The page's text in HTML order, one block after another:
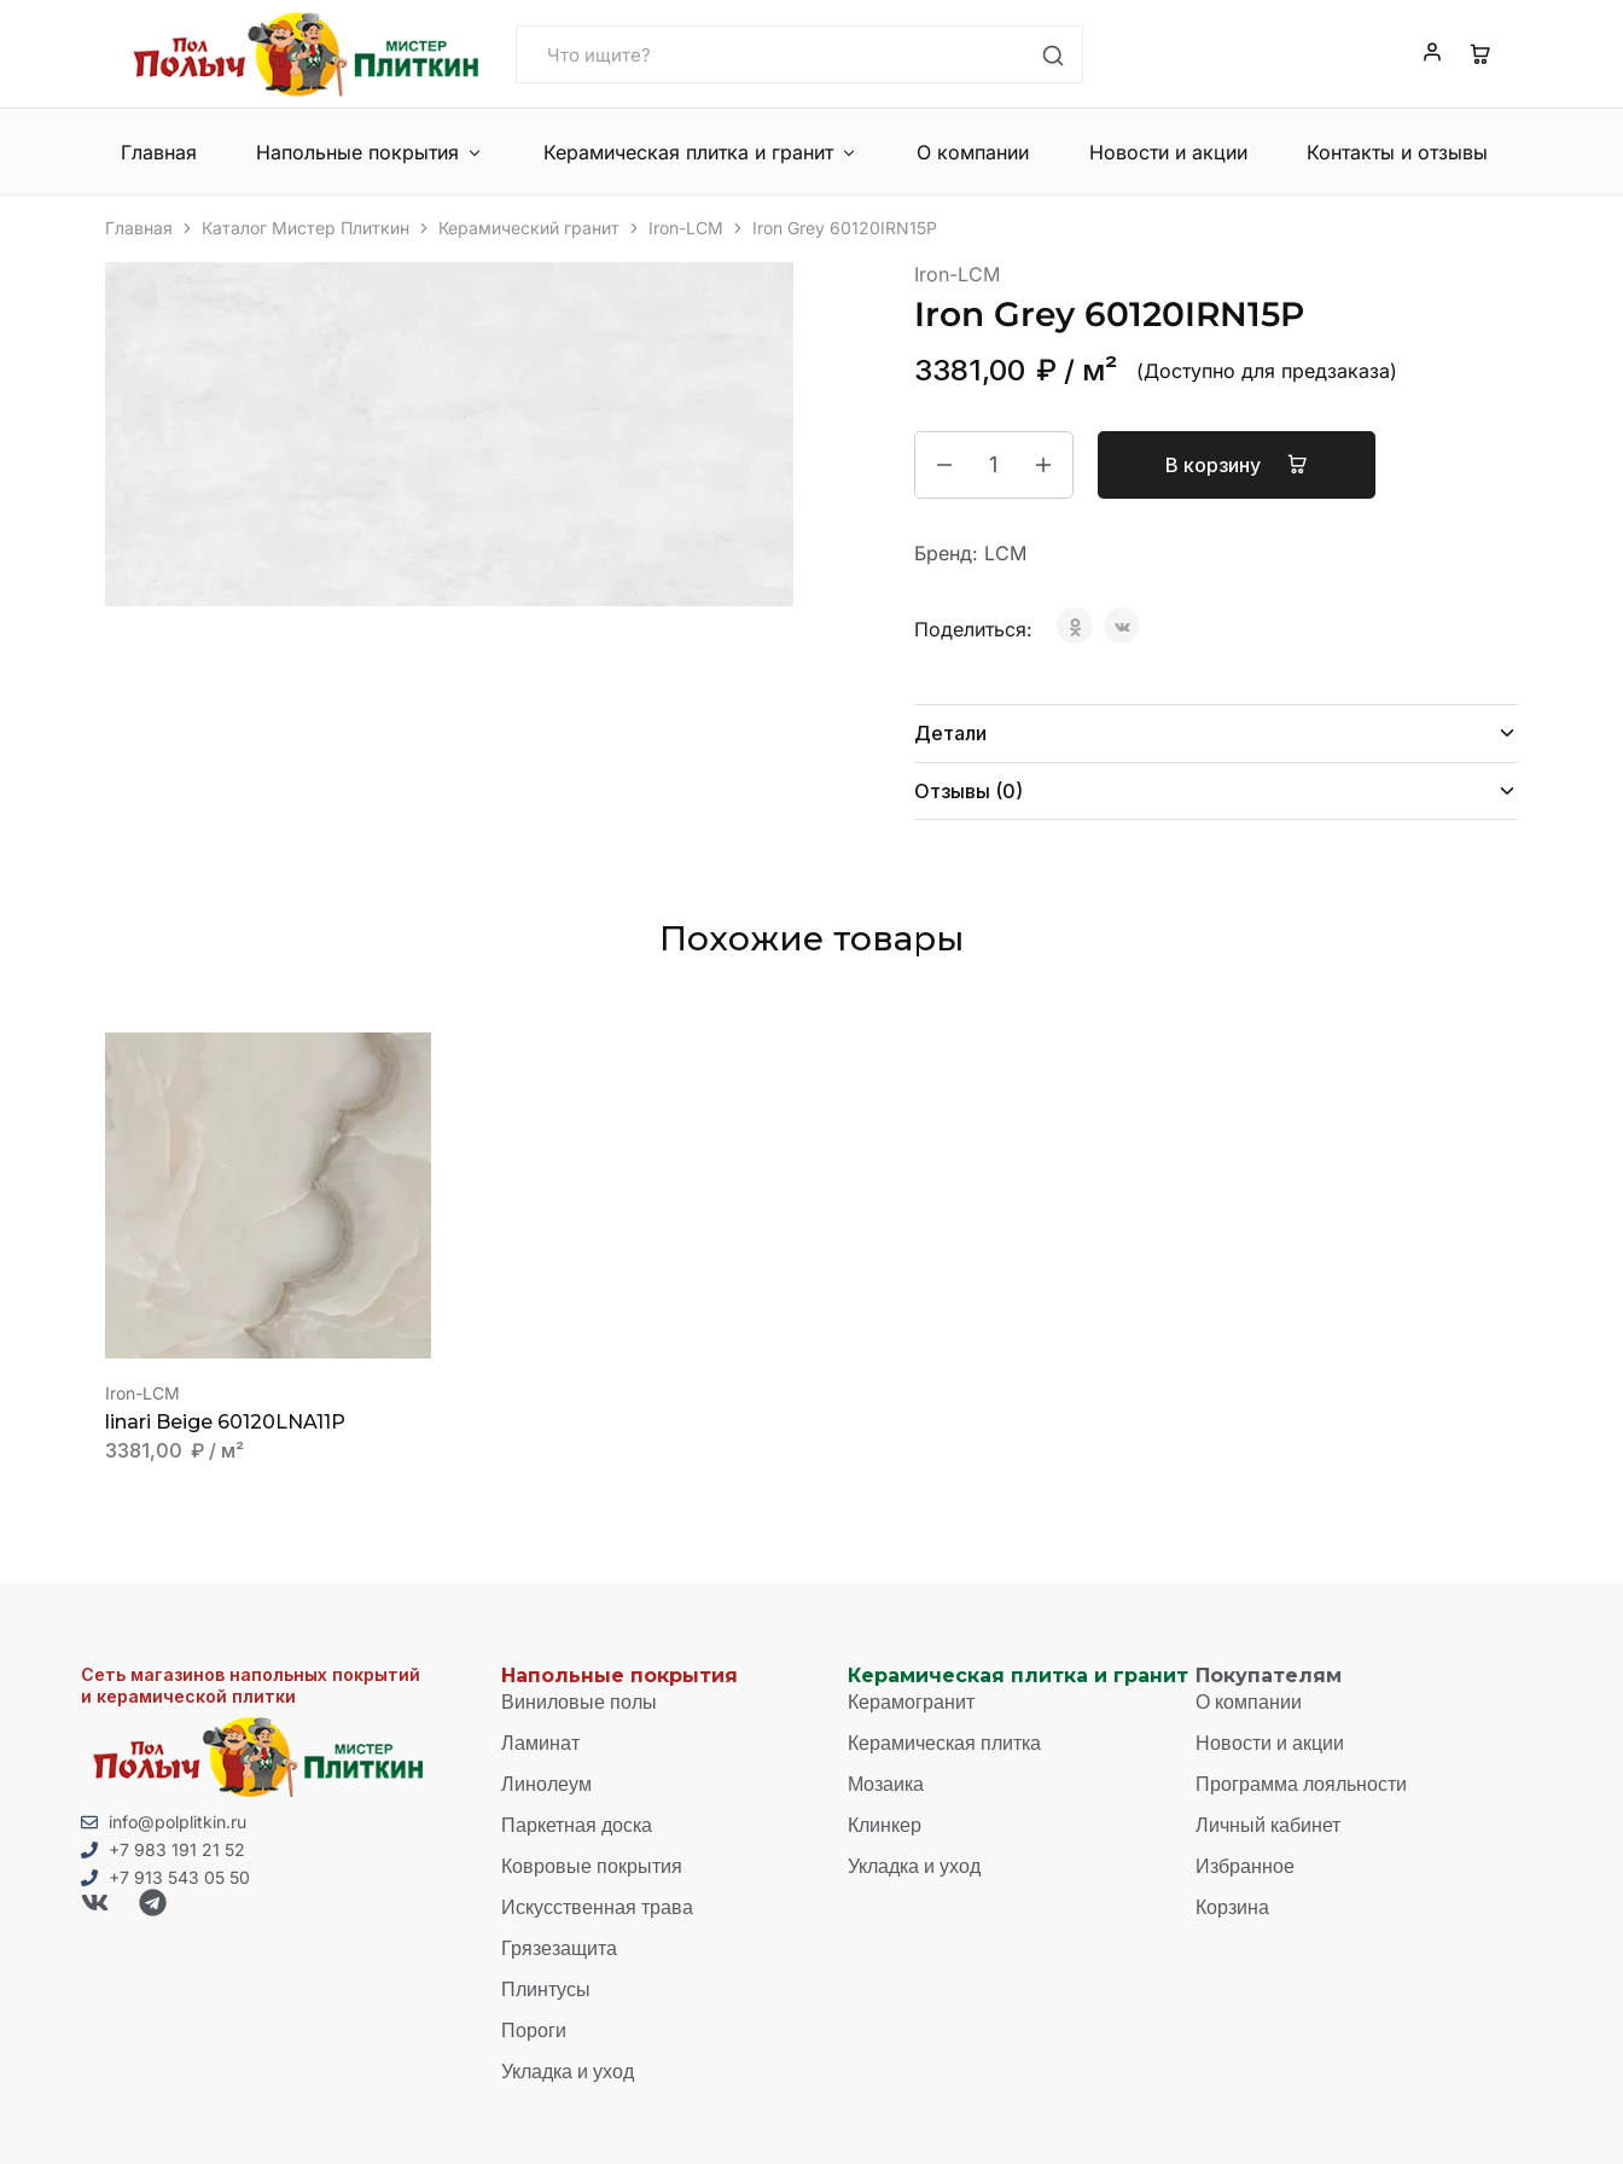
Пол
Полыч
Плиткин
Сеть
магазинов
и
керамической
Главная Напольные покрытия Керамическая плитка и гранит О компании Новости и акции Контакты и отзывы
Главная Каталог Мистер Плиткин Керамический гранит Iron-LCM Iron Grey 60120IRN15P
Iron-LCM
Iron Grey 60120IRN15P
3381,00 ₽ / м² (Доступно для предзаказа)
В корзину
Бренд: LCM
Поделиться:
Детали
Отзывы (0)
Похожие товары
Iron-LCM
linari Beige 60120LNA11P
3381,00 ₽ / м²
Сеть магазинов напольных покрытий
и керамической плитки
info@polplitkin.ru
+7 983 191 21 52
+7 913 543 05 50
Напольные покрытия
Виниловые полы
Ламинат
Линолеум
Паркетная доска
Ковровые покрытия
Искусственная трава
Грязезащита
Плинтусы
Пороги
Укладка и уход
Керамическая плитка и гранит
Керамогранит
Керамическая плитка
Мозаика
Клинкер
Укладка и уход
Покупателям
О компании
Новости и акции
Программа лояльности
Личный кабинет
Избранное
Корзина